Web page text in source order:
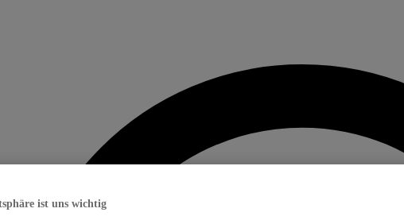
ist uns wichtig